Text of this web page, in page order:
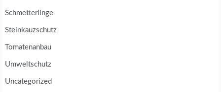
Schmetterlinge
Steinkauzschutz
Tomatenanbau
Umweltschutz
Uncategorized